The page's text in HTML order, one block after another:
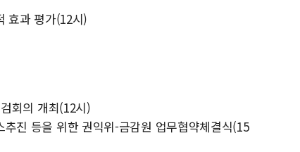
효과 평가(12시)
회의 개최(12시)
진 등을 위한 권익위-금감원 업무협약체결식(15